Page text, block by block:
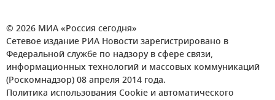
© 2026 МИА «Россия сегодня»
Сетевое издание РИА Новости зарегистрировано в
Федеральной службе по надзору в сфере связи,
информационных технологий и массовых коммуникаций
(Роскомнадзор) 08 апреля 2014 года.
Политика использования Cookie и автоматического